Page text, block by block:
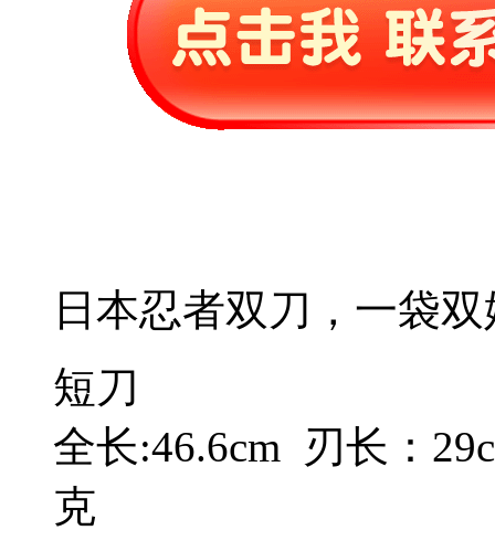
日本忍者双刀，一袋
短刀
全长:46.6cm 刃长：
克